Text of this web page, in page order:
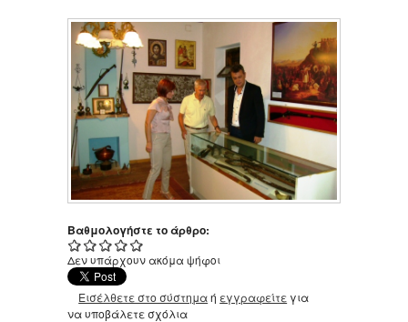
Βαθμολογήστε το άρθρο:
Δεν υπάρχουν ακόμα ψήφοι
Εισέλθετε στο σύστημαή εγγραφείτε για
να υποβάλετε σχόλια